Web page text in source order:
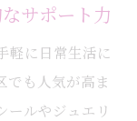
サポート力
軽に日常生活に
でも人気が高ま
ールやジュエリ